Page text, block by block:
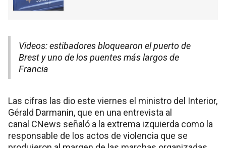
Videos: estibadores bloquearon el puerto de
Brest y uno de los puentes más largos de
Francia
Las cifras las dio este viernes el ministro del Interior,
Gérald Darmanin, que en una entrevista al
canal CNews señaló a la extrema izquierda como la
responsable de los actos de violencia que se